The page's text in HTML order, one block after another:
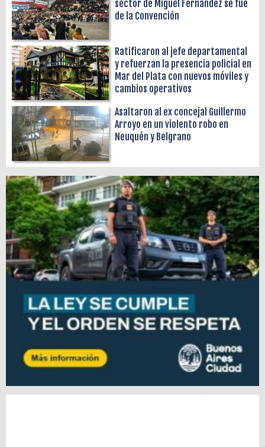
sector de Miguel Fernández se fue
de la Convención
Ratificaron al jefe departamental
y refuerzan la presencia policial en
Mar del Plata con nuevos móviles y
cambios operativos
Asaltaron al ex concejal Guillermo
Arroyo en un violento robo en
Neuquén y Belgrano